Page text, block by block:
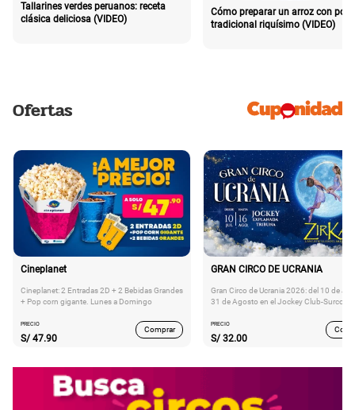
Tallarines verdes peruanos: receta
clásica deliciosa (VIDEO)
Cómo preparar un arroz con pollo
tradicional riquísimo (VIDEO)
Ofertas
Cineplanet
Cineplanet: 2 Entradas 2D + 2 Bebidas Grandes
+ Pop corn gigante. Lunes a Domingo
PRECIO
S/ 47.90
Comprar
GRAN CIRCO DE UCRANIA
Gran Circo de Ucrania 2026: del 10 de
31 de Agosto en el Jockey Club-Surco
PRECIO
S/ 32.00